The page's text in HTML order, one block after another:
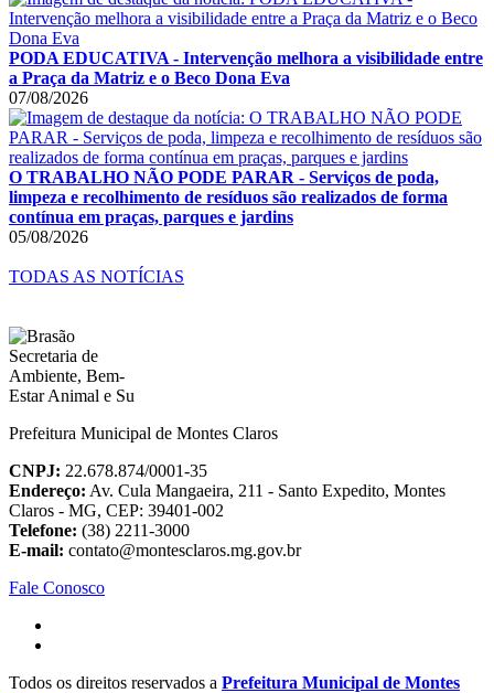
PODA EDUCATIVA - Intervenção melhora a visibilidade entre
a Praça da Matriz e o Beco Dona Eva
07/08/2026
O TRABALHO NÃO PODE PARAR - Serviços de poda,
limpeza e recolhimento de resíduos são realizados de forma
contínua em praças, parques e jardins
05/08/2026
TODAS AS NOTÍCIAS
Prefeitura Municipal de Montes Claros
CNPJ: 22.678.874/0001-35
Endereço: Av. Cula Mangaeira, 211 - Santo Expedito, Montes
Claros - MG, CEP: 39401-002
Telefone: (38) 2211-3000
E-mail: contato@montesclaros.mg.gov.br
Fale Conosco
Todos os direitos reservados a Prefeitura Municipal de Montes